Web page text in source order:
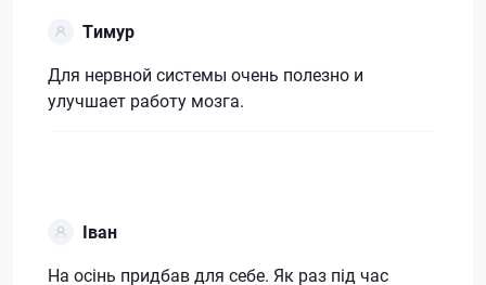
Тимур
Для нервной системы очень полезно и
улучшает работу мозга.
Іван
На осінь придбав для себе. Як раз під час